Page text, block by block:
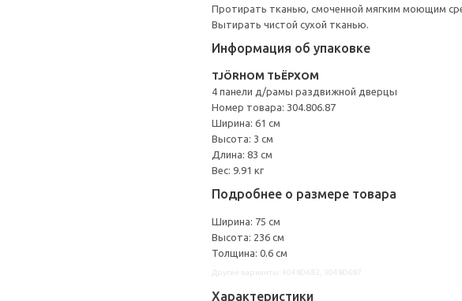
Протирать тканью, смоченной мягким моющим
Вытирать чистой сухой тканью.
Информация об упаковке
TJÖRHOM ТЬЁРХОМ
4 панели д/рамы раздвижной дверцы
Номер товара: 304.806.87
Ширина: 61 см
Высота: 3 см
Длина: 83 см
Вес: 9.91 кг
Подробнее о размере товара
Ширина: 75 см
Высота: 236 см
Толщина: 0.6 см
Характеристики